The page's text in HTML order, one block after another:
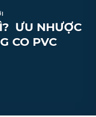
ƯU NHƯỢC
CO PVC